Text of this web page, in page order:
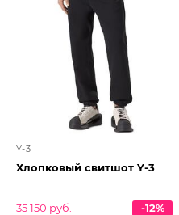
Y-3
Хлопковый свитшот Y-3
35 150 руб.
-12%